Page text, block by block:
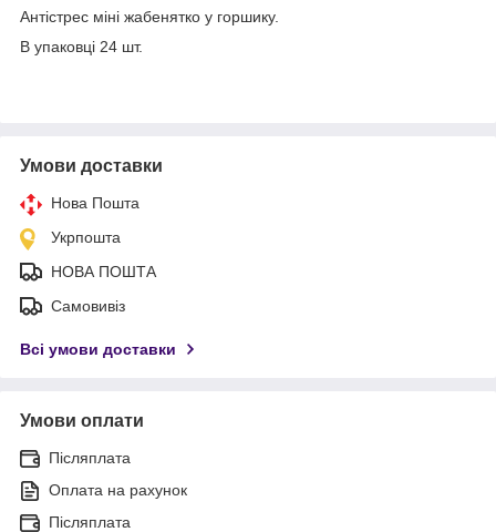
Антістрес міні жабенятко у горшику.
В упаковці 24 шт.
Умови доставки
Нова Пошта
Укрпошта
НОВА ПОШТА
Самовивіз
Всі умови доставки
Умови оплати
Післяплата
Оплата на рахунок
Післяплата